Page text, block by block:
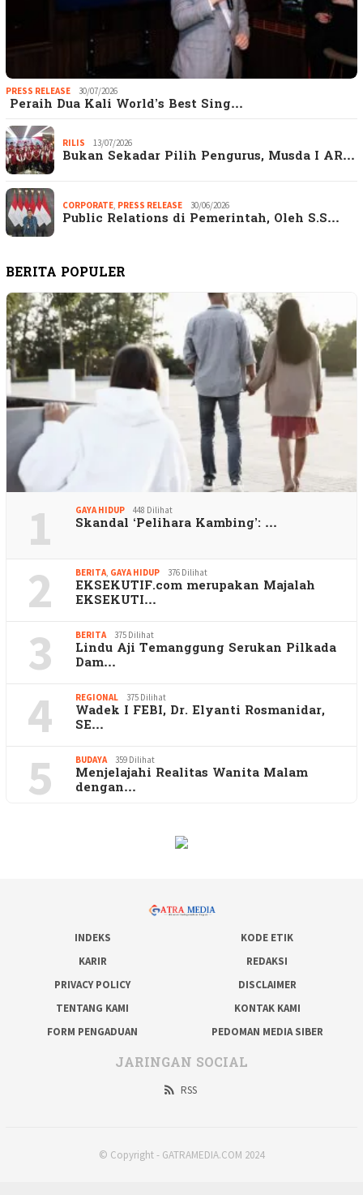
PRESS RELEASE 30/07/2026
Peraih Dua Kali World’s Best Sing…
RILIS 13/07/2026
Bukan Sekadar Pilih Pengurus, Musda I AR…
CORPORATE, PRESS RELEASE 30/06/2026
Public Relations di Pemerintah, Oleh S.S…
BERITA POPULER
1 GAYA HIDUP 448 Dilihat
Skandal ‘Pelihara Kambing’: …
2 BERITA, GAYA HIDUP 376 Dilihat
EKSEKUTIF.com merupakan Majalah
EKSEKUTI…
3 BERITA 375 Dilihat
Lindu Aji Temanggung Serukan Pilkada
Dam…
4 REGIONAL 375 Dilihat
Wadek I FEBI, Dr. Elyanti Rosmanidar,
SE…
5 BUDAYA 359 Dilihat
Menjelajahi Realitas Wanita Malam
dengan…
INDEKS
KODE ETIK
KARIR
REDAKSI
PRIVACY POLICY
DISCLAIMER
TENTANG KAMI
KONTAK KAMI
FORM PENGADUAN
PEDOMAN MEDIA SIBER
JARINGAN SOCIAL
RSS
© Copyright - GATRAMEDIA.COM 2024